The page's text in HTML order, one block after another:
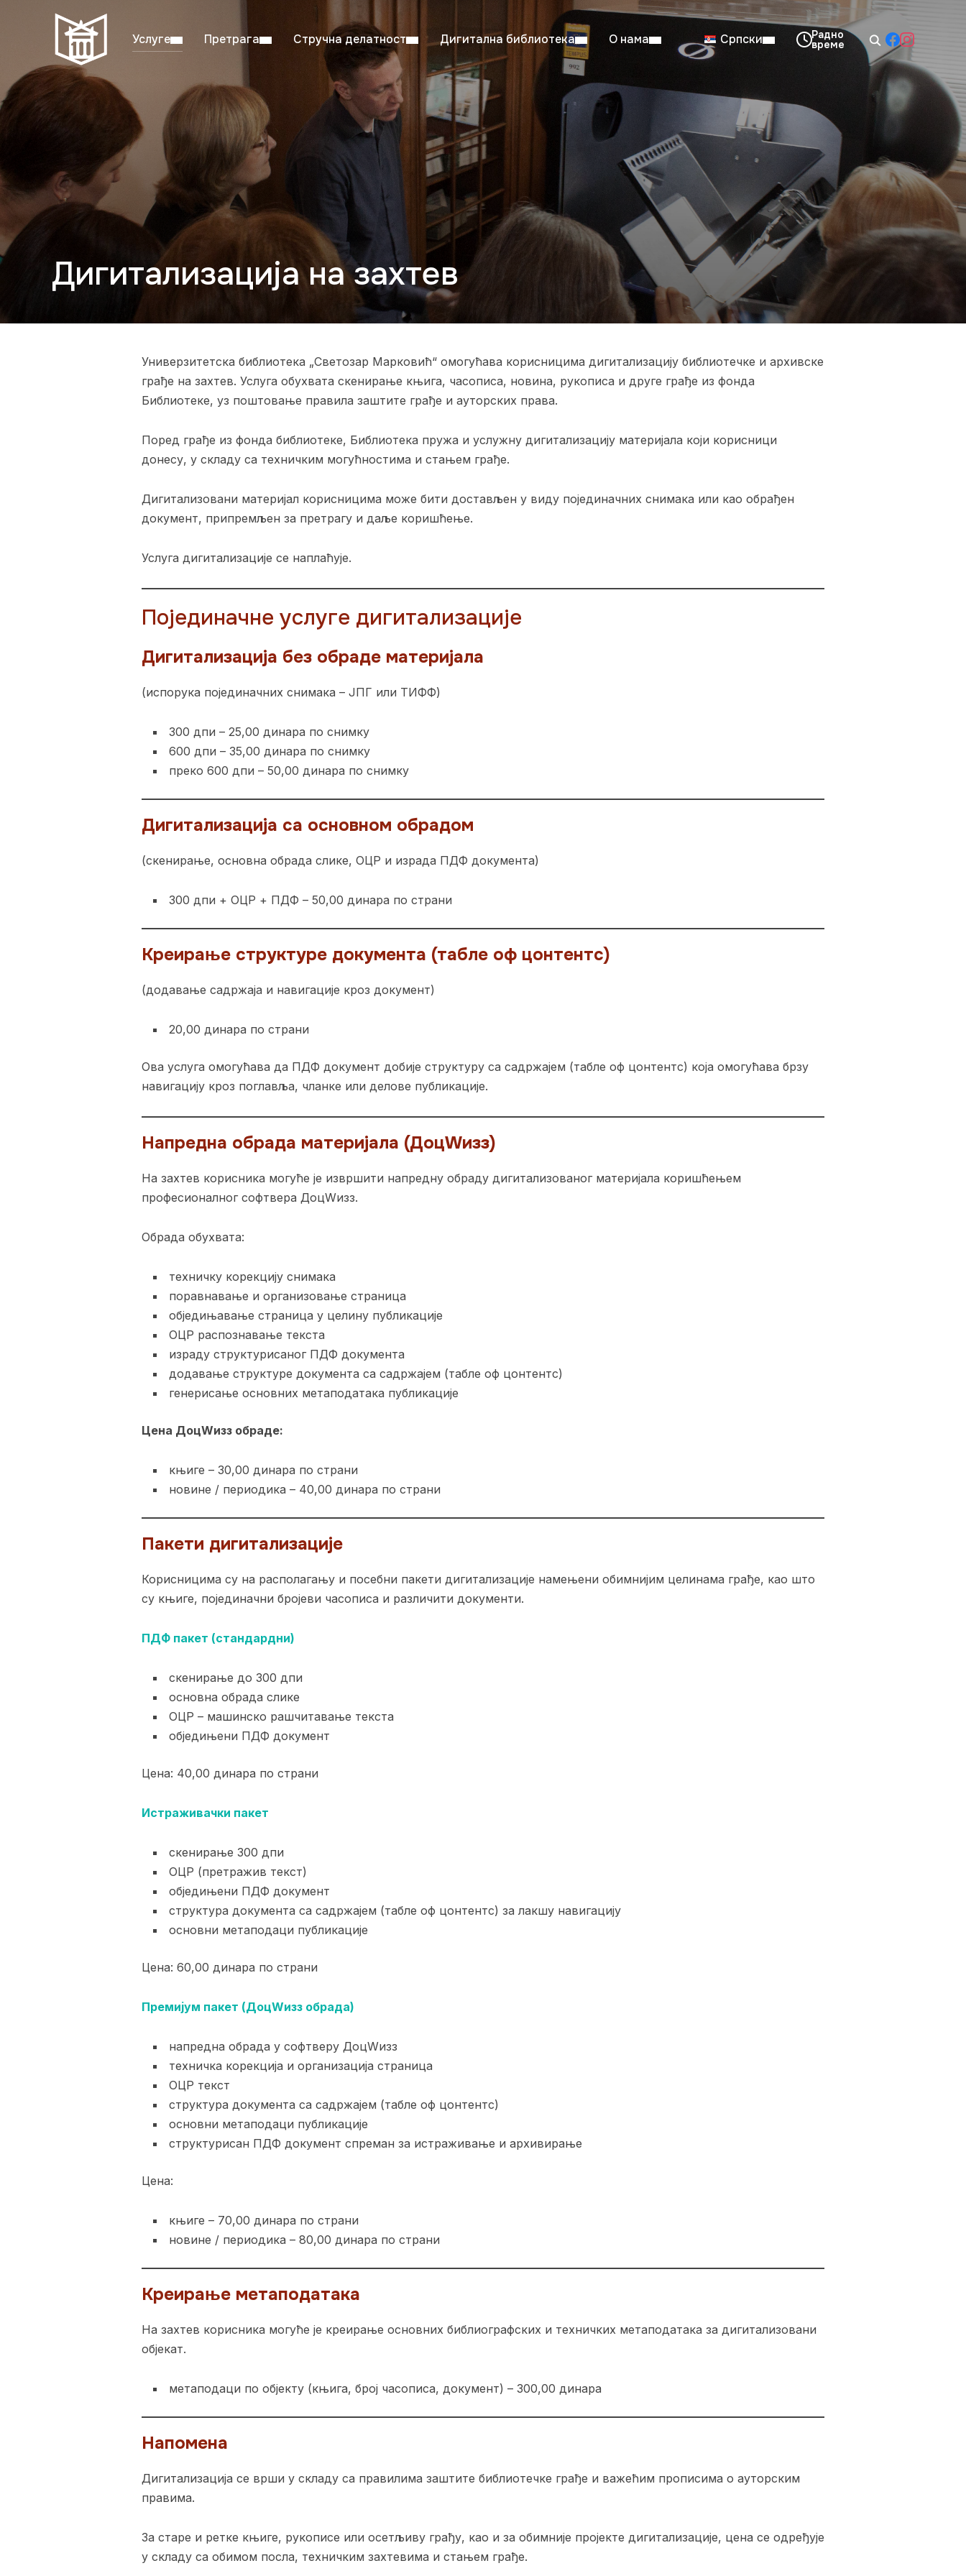
Услуге Претрага Стручна делатност Дигитална библиотека О нама Српски
Дигитализација на захтев
Универзитетска библиотека „Светозар Марковић“ омогућава корисницима дигитализацију библиотечке и архивске
грађе на захтев. Услуга обухвата скенирање књига, часописа, новина, рукописа и друге грађе из фонда
Библиотеке, уз поштовање правила заштите грађе и ауторских права.
Поред грађе из фонда библиотеке, Библиотека пружа и услужну дигитализацију материјала који корисници
донесу, у складу са техничким могућностима и стањем грађе.
Дигитализовани материјал корисницима може бити достављен у виду појединачних снимака или као обрађен
документ, припремљен за претрагу и даље коришћење.
Услуга дигитализације се наплаћује.
Појединачне услуге дигитализације
Дигитализација без обраде материјала
(испорука појединачних снимака – ЈПГ или ТИФФ)
300 дпи – 25,00 динара по снимку
600 дпи – 35,00 динара по снимку
преко 600 дпи – 50,00 динара по снимку
Дигитализација са основном обрадом
(скенирање, основна обрада слике, ОЦР и израда ПДФ документа)
300 дпи + ОЦР + ПДФ – 50,00 динара по страни
Креирање структуре документа (табле оф цонтентс)
(додавање садржаја и навигације кроз документ)
20,00 динара по страни
Ова услуга омогућава да ПДФ документ добије структуру са садржајем (табле оф цонтентс) која омогућава брзу
навигацију кроз поглавља, чланке или делове публикације.
Напредна обрада материјала (ДоцWизз)
На захтев корисника могуће је извршити напредну обраду дигитализованог материјала коришћењем
професионалног софтвера ДоцWизз.
Обрада обухвата:
техничку корекцију снимака
поравнавање и организовање страница
обједињавање страница у целину публикације
ОЦР распознавање текста
израду структурисаног ПДФ документа
додавање структуре документа са садржајем (табле оф цонтентс)
генерисање основних метаподатака публикације
Цена ДоцWизз обраде:
књиге – 30,00 динара по страни
новине / периодика – 40,00 динара по страни
Пакети дигитализације
Корисницима су на располагању и посебни пакети дигитализације намењени обимнијим целинама грађе, као што
су књиге, појединачни бројеви часописа и различити документи.
ПДФ пакет (стандардни)
скенирање до 300 дпи
основна обрада слике
ОЦР – машинско рашчитавање текста
обједињени ПДФ документ
Цена: 40,00 динара по страни
Истраживачки пакет
скенирање 300 дпи
ОЦР (претражив текст)
обједињени ПДФ документ
структура документа са садржајем (табле оф цонтентс) за лакшу навигацију
основни метаподаци публикације
Цена: 60,00 динара по страни
Премијум пакет (ДоцWизз обрада)
напредна обрада у софтверу ДоцWизз
техничка корекција и организација страница
ОЦР текст
структура документа са садржајем (табле оф цонтентс)
основни метаподаци публикације
структурисан ПДФ документ спреман за истраживање и архивирање
Цена:
књиге – 70,00 динара по страни
новине / периодика – 80,00 динара по страни
Креирање метаподатака
На захтев корисника могуће је креирање основних библиографских и техничких метаподатака за дигитализовани
објекат.
метаподаци по објекту (књига, број часописа, документ) – 300,00 динара
Напомена
Дигитализација се врши у складу са правилима заштите библиотечке грађе и важећим прописима о ауторским
правима.
За старе и ретке књиге, рукописе или осетљиву грађу, као и за обимније пројекте дигитализације, цена се одређује
у складу са обимом посла, техничким захтевима и стањем грађе.
Пон–пет: 08:00–20:00 Студентска читаоница: 08:00–23:00 Нед: Затворено
Радно време од 06. јула до 29. августа